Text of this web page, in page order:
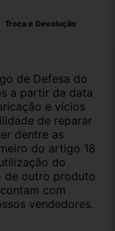
Troca e Devolução
de Defesa do
a partir da data
e vícios
de reparar
dentre as
do artigo 18
do
de outro produto
com
vendedores.